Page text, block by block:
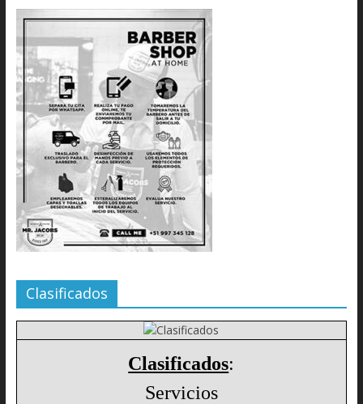
Clasificados
Clasificados:
Servicios